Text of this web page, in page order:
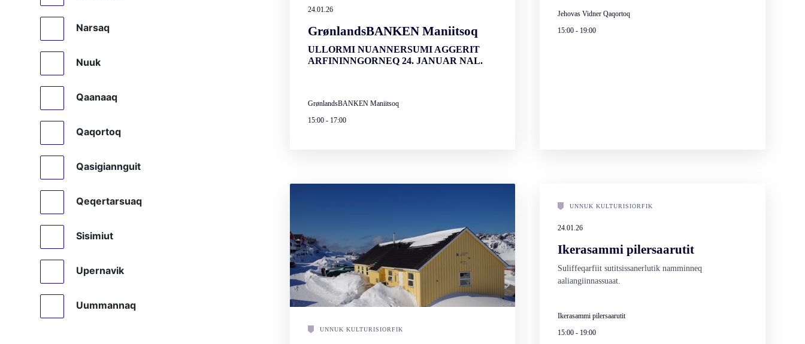
Narsaq
Nuuk
Qaanaaq
Qaqortoq
Qasigiannguit
Qeqertarsuaq
Sisimiut
Upernavik
Uummannaq
24.01.26
GrønlandsBANKEN Maniitsoq
ULLORMI NUANNERSUMI AGGERIT
ARFININNGORNEQ 24. JANUAR NAL.
GrønlandsBANKEN Maniitsoq
15:00- 17:00
Jehovas Vidner Qaqortoq
15:00 - 19:00
UNNUK KULTURISIORFIK
UNNUK KULTURISIORFIK
24.01.26
Ikerasammi pilersaarutit
Suliffeqarfiit sutitsissanerlutik namminneq
aaliangiinnassuaat.
Ikerasammi pilersaarutit
15:00 - 19:00